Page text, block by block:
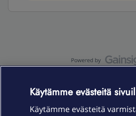
Käytämme evästeitä
Käytämme evästeitä